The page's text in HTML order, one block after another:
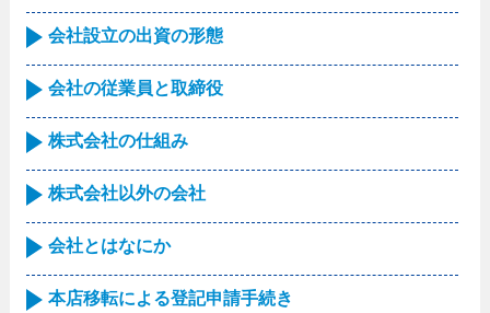
会社設立の出資の形態
会社の従業員と取締役
株式会社の仕組み
株式会社以外の会社
会社とはなにか
本店移転による登記申請手続き